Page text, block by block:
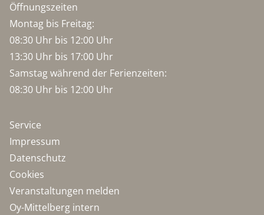
Öffnungszeiten
Montag bis Freitag:
08:30 Uhr bis 12:00 Uhr
13:30 Uhr bis 17:00 Uhr
Samstag während der Ferienzeiten:
08:30 Uhr bis 12:00 Uhr
Service
Impressum
Datenschutz
Cookies
Veranstaltungen melden
Oy-Mittelberg intern